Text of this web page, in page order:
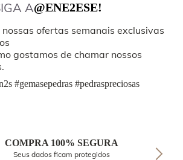
A@ENE2ESE!
nossas ofertas semanais exclusivas
gostamos de chamar nossos
#gemasepedras #pedraspreciosas
COMPRA 100% SEGURA
Seus dados ficam protegidos